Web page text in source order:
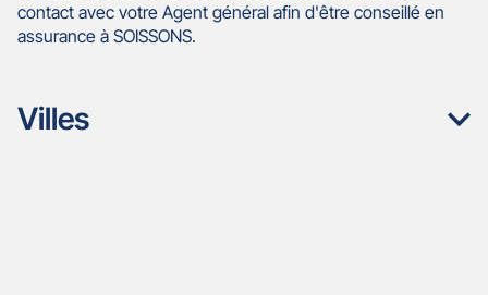
contact avec votre Agent général afin d'être conseillé en
assurance à SOISSONS.
Villes